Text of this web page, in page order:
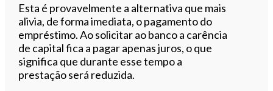
Esta é provavelmente a alternativa que mais
alivia, de forma imediata, o pagamento do
empréstimo. Ao solicitar ao banco a carência
de capital fica a pagar apenas juros, o que
significa que durante esse tempo a
prestação será reduzida.